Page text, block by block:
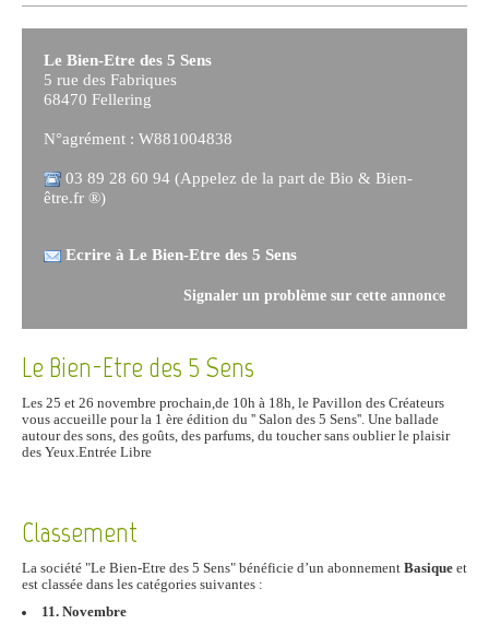
Le Bien-Etre des 5 Sens
5 rue des Fabriques
68470 Fellering
N°agrément : W881004838
03 89 28 60 94 (Appelez de la part de Bio & Bien-
être.fr ®)
Ecrire à Le Bien-Etre des 5 Sens
Signaler un problème sur cette annonce
Le Bien-Etre des 5 Sens
Les 25 et 26 novembre prochain,de 10h à 18h, le Pavillon des Créateurs
vous accueille pour la 1 ère édition du '' Salon des 5 Sens''. Une ballade
autour des sons, des goûts, des parfums, du toucher sans oublier le plaisir
des Yeux.Entrée Libre
Classement
La société "Le Bien-Etre des 5 Sens" bénéficie d’un abonnement Basique et
est classée dans les catégories suivantes :
11. Novembre